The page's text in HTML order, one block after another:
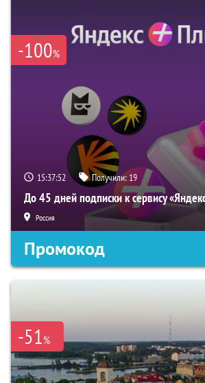
-100%
15:37:51 Получили: 19
До 45 дней подписки к сервису
Россия
Промокод
-51%